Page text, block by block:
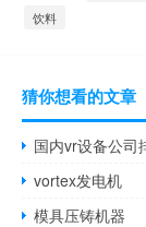
饮料
猜你想看的文章
国内vr设备公司
vortex发电机
模具压铸机器